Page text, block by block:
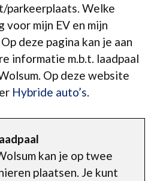
parkeerplaats. Welke
voor mijn EV en mijn
deze pagina kan je aan
informatie m.b.t. laadpaal
Op deze website
Hybride auto’s.
kan je op twee
plaatsen. Je kunt